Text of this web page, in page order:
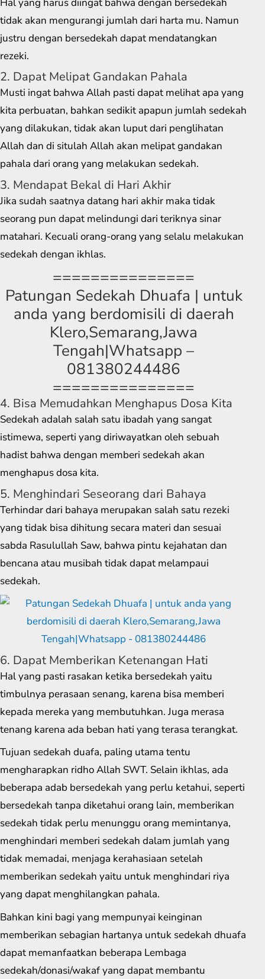
tidak akan mengurangi jumlah dari harta mu. Namun
justru dengan bersedekah dapat mendatangkan
rezeki.
2. Dapat Melipat Gandakan Pahala
Musti ingat bahwa Allah pasti dapat melihat apa yang
kita perbuatan, bahkan sedikit apapun jumlah sedekah
yang dilakukan, tidak akan luput dari penglihatan
Allah dan di situlah Allah akan melipat gandakan
pahala dari orang yang melakukan sedekah.
3. Mendapat Bekal di Hari Akhir
Jika sudah saatnya datang hari akhir maka tidak
seorang pun dapat melindungi dari teriknya sinar
matahari. Kecuali orang-orang yang selalu melakukan
sedekah dengan ikhlas.
===============
Patungan Sedekah Dhuafa | untuk
anda yang berdomisili di daerah
Klero,Semarang,Jawa
Tengah|Whatsapp –
081380244486
===============
4. Bisa Memudahkan Menghapus Dosa Kita
Sedekah adalah salah satu ibadah yang sangat
istimewa, seperti yang diriwayatkan oleh sebuah
hadist bahwa dengan memberi sedekah akan
menghapus dosa kita.
5. Menghindari Seseorang dari Bahaya
Terhindar dari bahaya merupakan salah satu rezeki
yang tidak bisa dihitung secara materi dan sesuai
sabda Rasulullah Saw, bahwa pintu kejahatan dan
bencana atau musibah tidak dapat melampaui
sedekah.
6. Dapat Memberikan Ketenangan Hati
Hal yang pasti rasakan ketika bersedekah yaitu
timbulnya perasaan senang, karena bisa memberi
kepada mereka yang membutuhkan. Juga merasa
tenang karena ada beban hati yang terasa terangkat.
Tujuan sedekah duafa, paling utama tentu
mengharapkan ridho Allah SWT. Selain ikhlas, ada
beberapa adab bersedekah yang perlu ketahui, seperti
bersedekah tanpa diketahui orang lain, memberikan
sedekah tidak perlu menunggu orang memintanya,
menghindari memberi sedekah dalam jumlah yang
tidak memadai, menjaga kerahasiaan setelah
memberikan sedekah yaitu untuk menghindari riya
yang dapat menghilangkan pahala.
Bahkan kini bagi yang mempunyai keinginan
memberikan sebagian hartanya untuk sedekah dhuafa
dapat memanfaatkan beberapa Lembaga
sedekah/donasi/wakaf yang dapat membantu